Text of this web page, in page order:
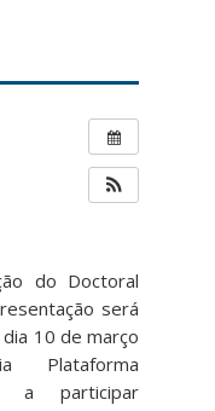
do Doctoral
será
dia 10 de março
a participar